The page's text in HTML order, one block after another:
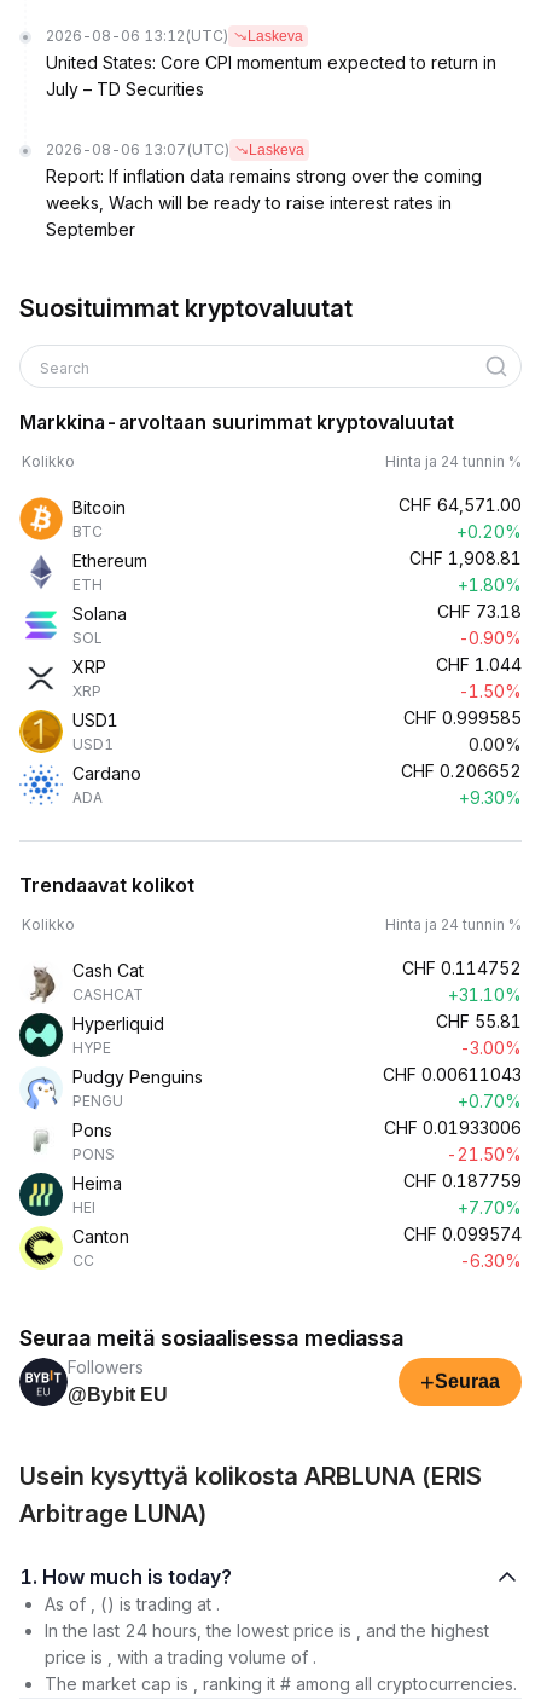
2026-08-06 13:12 (UTC) Laskeva
United States: Core CPI momentum expected to return in
July – TD Securities
2026-08-06 13:07 (UTC) Laskeva
Report: If inflation data remains strong over the coming
weeks, Wach will be ready to raise interest rates in
September
Suosituimmat kryptovaluutat
Search
Markkina-arvoltaan suurimmat kryptovaluutat
Kolikko Hinta ja 24 tunnin %
Bitcoin
BTC
CHF 64,571.00
+0.20%
Ethereum
ETH
CHF 1,908.81
+1.80%
Solana
SOL
CHF 73.18
-0.90%
XRP
XRP
CHF 1.044
-1.50%
USD1
USD1
CHF 0.999585
0.00%
Cardano
ADA
CHF 0.206652
+9.30%
Trendaavat kolikot
Kolikko Hinta ja 24 tunnin %
Cash Cat
CASHCAT
CHF 0.114752
+31.10%
Hyperliquid
HYPE
CHF 55.81
-3.00%
Pudgy Penguins
PENGU
CHF 0.00611043
+0.70%
Pons
PONS
CHF 0.01933006
-21.50%
Heima
HEI
CHF 0.187759
+7.70%
Canton
CC
CHF 0.099574
-6.30%
Seuraa meitä sosiaalisessa mediassa
Followers
@Bybit EU
+Seuraa
Usein kysyttyä kolikosta ARBLUNA (ERIS
Arbitrage LUNA)
1. How much is today?
As of , () is trading at .
In the last 24 hours, the lowest price is , and the highest
price is , with a trading volume of .
The market cap is , ranking it # among all cryptocurrencies.